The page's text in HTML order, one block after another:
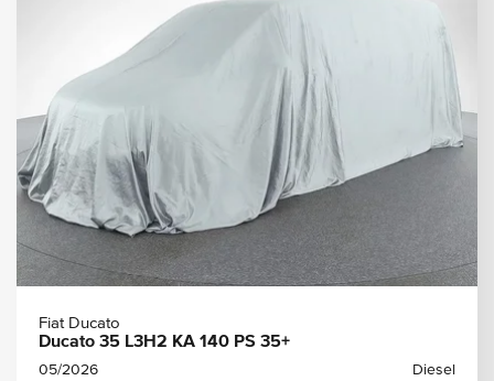
Fiat Ducato
Ducato 35 L3H2 KA 140 PS 35+
05/2026
Diesel